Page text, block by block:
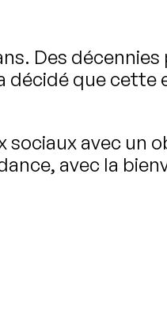
Des décennies
décidé que
avec un
avec la